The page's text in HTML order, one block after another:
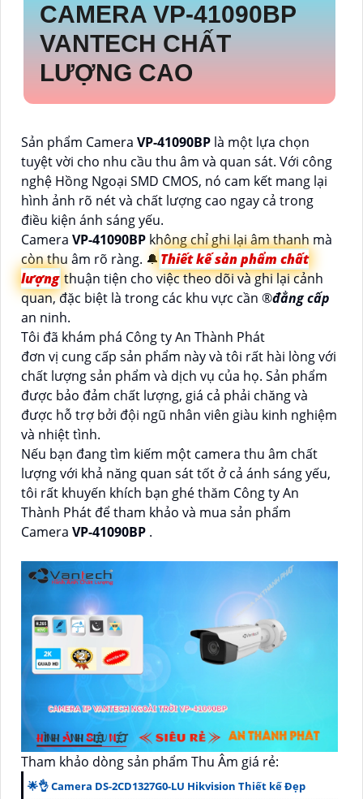
CAMERA VP-41090BP
VANTECH CHẤT
LƯỢNG CAO
Sản phẩm Camera VP-41090BP là một lựa chọn
tuyệt vời cho nhu cầu thu âm và quan sát. Với công
nghệ Hồng Ngoại SMD CMOS, nó cam kết mang lại
hình ảnh rõ nét và chất lượng cao ngay cả trong
điều kiện ánh sáng yếu.
Camera VP-41090BP không chỉ ghi lại âm thanh mà
còn thu âm rõ ràng. 🔔 Thiết kế sản phẩm chất
lượng thuận tiện cho việc theo dõi và ghi lại cảnh
quan, đặc biệt là trong các khu vực cần ®️đẳng cấp
an ninh.
Tôi đã khám phá Công ty An Thành Phát
đơn vị cung cấp sản phẩm này và tôi rất hài lòng với
chất lượng sản phẩm và dịch vụ của họ. Sản phẩm
được bảo đảm chất lượng, giá cả phải chăng và
được hỗ trợ bởi đội ngũ nhân viên giàu kinh nghiệm
và nhiệt tình.
Nếu bạn đang tìm kiếm một camera thu âm chất
lượng với khả năng quan sát tốt ở cả ánh sáng yếu,
tôi rất khuyến khích bạn ghé thăm Công ty An
Thành Phát để tham khảo và mua sản phẩm
Camera VP-41090BP .
Tham khảo dòng sản phẩm Thu Âm giá rẻ:
🌟👌 Camera DS-2CD1327G0-LU Hikvision Thiết kế Đẹp